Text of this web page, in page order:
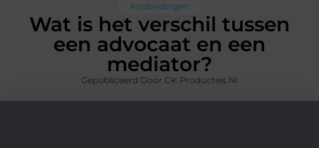
Aanbiedingen
Wat is het verschil tussen
een advocaat en een
mediator?
Gepubliceerd Door CK Producties.nl